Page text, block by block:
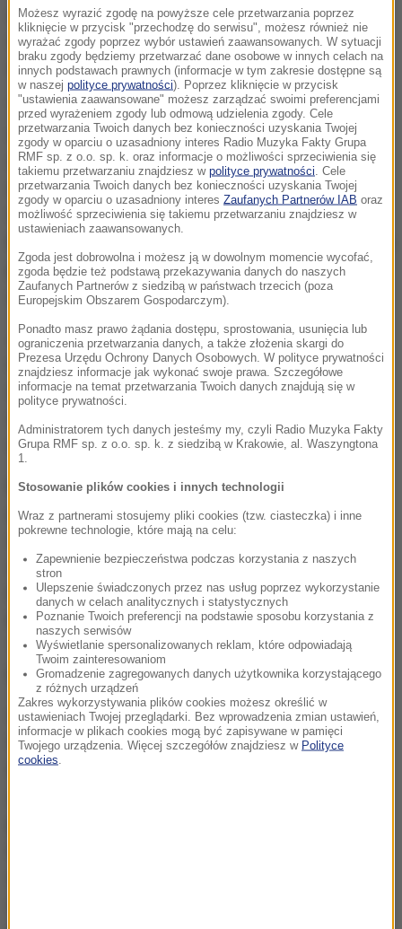
spotkanie rosyjsko-amerykańskie na wysokim
szczeblu, a także debiut Tillersona na arenie
dyplomatycznej.
"Spotkanie Ławrowa i Tillersona jest nadzwyczaj
ważne, przy czym można je nazwać próbnym,
zapoznawczym" - ocenia w "Niezawisimej Gaziecie"
dyrektor programowy Klubu Wałdajskiego, Dmitrij
Susłow. Jego zdaniem od spotkania w Bonn można
pełną skalę dialogu na poziomie resortów spraw
zagranicznych.
Jednak, według Susłowa, "już faktyczne odbywa się
rozmrażanie kryzysu" w stosunkach rosyjsko-
amerykańskich, czego dowodem są rozmowy
odbyły się w czwartek w Baku.
Ekspert zwraca uwagę, że w ostatnim czasie
głównym przedstawicielem administracji Trumpa
ds. współpracy z Rosją był zdymisjonowany
doradca ds. bezpieczeństwa narodowego Michael
Flynn. Teraz "jest oczywiste, że współpracować z
Moskwą w imieniu administracji Trumpa będzie
Tillerson, a przynajmniej będzie w tym odgrywał
kluczową rolę" - powiedział Susłow.
Spotkanie Ławrow-Tillerson "ani w Moskwie, ani w
Waszyngtonie nie budziło wielkich oczekiwań, ani
tym bardziej nie spodziewano się przełomu" -
Możesz wyrazić zgodę na powyższe cele przetwarzania poprzez
kliknięcie w przycisk "przechodzę do serwisu", możesz również nie
wyrażać zgody poprzez wybór ustawień zaawansowanych. W sytuacji
braku zgody będziemy przetwarzać dane osobowe w innych celach na
innych podstawach prawnych (informacje w tym zakresie dostępne są
w naszej polityce prywatności). Poprzez kliknięcie w przycisk
"ustawienia zaawansowane" możesz zarządzać swoimi preferencjami
przed wyrażeniem zgody lub odmową udzielenia zgody. Cele
przetwarzania Twoich danych bez konieczności uzyskania Twojej
zgody w oparciu o uzasadniony interes Radio Muzyka Fakty Grupa
RMF sp. z o.o. sp. k. oraz informacje o możliwości sprzeciwienia się
takiemu przetwarzaniu znajdziesz w polityce prywatności . Cele
przetwarzania Twoich danych bez konieczności uzyskania Twojej
zgody w oparciu o uzasadniony interes Zaufanych Partnerów IAB oraz
możliwość sprzeciwienia się takiemu przetwarzaniu znajdziesz w
ustawieniach zaawansowanych.
Zgoda jest dobrowolna i możesz ją w dowolnym momencie wycofać,
zgoda będzie też podstawą przekazywania danych do naszych
Zaufanych Partnerów z siedzibą w państwach trzecich (poza
Europejskim Obszarem Gospodarczym).
Ponadto masz prawo żądania dostępu, sprostowania, usunięcia lub
ograniczenia przetwarzania danych, a także złożenia skargi do
Prezesa Urzędu Ochrony Danych Osobowych. W polityce prywatności
znajdziesz informacje jak wykonać swoje prawa. Szczegółowe
informacje na temat przetwarzania Twoich danych znajdują się w
polityce prywatności.
Administratorem tych danych jesteśmy my, czyli Radio Muzyka Fakty
Grupa RMF sp. z o.o. sp. k. z siedzibą w Krakowie, al. Waszyngtona
1.
Stosowanie plików cookies i innych technologii
Wraz z partnerami stosujemy pliki cookies (tzw. ciasteczka) i inne
pokrewne technologie, które mają na celu:
Zapewnienie bezpieczeństwa podczas korzystania z naszych
stron
Ulepszenie świadczonych przez nas usług poprzez wykorzystanie
danych w celach analitycznych i statystycznych
Poznanie Twoich preferencji na podstawie sposobu korzystania z
naszych serwisów
Wyświetlanie spersonalizowanych reklam, które odpowiadają
Twoim zainteresowaniom
Gromadzenie zagregowanych danych użytkownika korzystającego
z różnych urządzeń
Zakres wykorzystywania plików cookies możesz określić w
ustawieniach Twojej przeglądarki. Bez wprowadzenia zmian ustawień,
informacje w plikach cookies mogą być zapisywane w pamięci
Twojego urządzenia. Więcej szczegółów znajdziesz w Polityce
cookies